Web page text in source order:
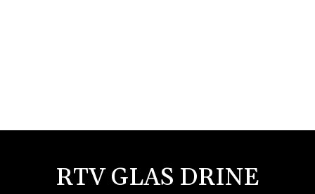
RTV GLAS DRINE